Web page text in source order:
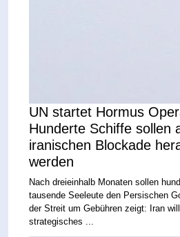
UN startet Hormus
Hunderte Schiffe sollen
iranischen Blockade
werden
Nach dreieinhalb Monaten sollen
tausende Seeleute den Persischen
der Streit um Gebühren zeigt: Iran
strategisches ...